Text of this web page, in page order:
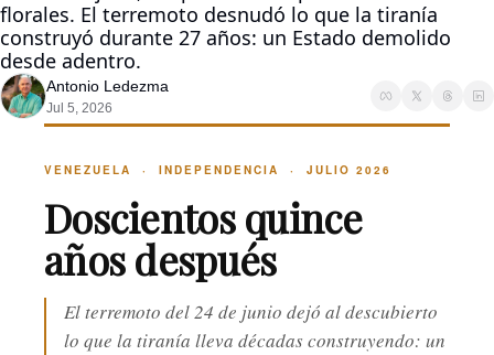
florales. El terremoto desnudó lo que la tiranía
construyó durante 27 años: un Estado demolido
desde adentro.
Antonio Ledezma
Jul 5, 2026
VENEZUELA · INDEPENDENCIA · JULIO 2026
Doscientos quince
años después
El terremoto del 24 de junio dejó al descubierto
lo que la tiranía lleva décadas construyendo: un